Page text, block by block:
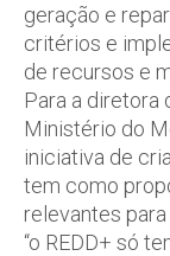
geração e
critérios e
de recursos e
Para a diretora
Ministério do
iniciativa de
tem como
relevantes para
“o REDD+ só